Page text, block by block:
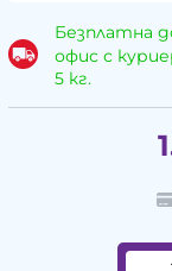
Безплатна
офис с
5 кг.